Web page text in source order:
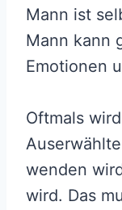
Mann ist
Mann kann
Emotionen
Oftmals
wenden
wird. Das